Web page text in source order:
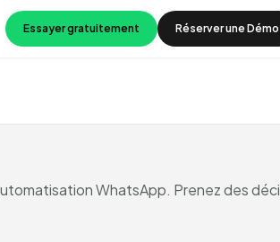
Essayer gratuitement Réserver une Démo
WhatsApp. Prenez des